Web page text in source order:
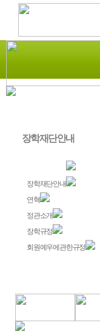
장학재단안내
장학재단안내
연혁
정관소개
장학규정
회원예우에관한규정